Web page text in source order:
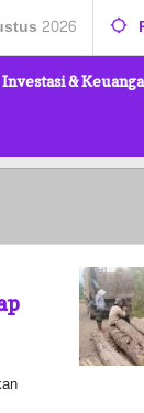
2026
Investasi &